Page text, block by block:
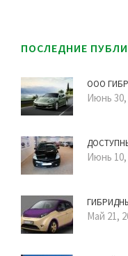
ПОСЛЕДНИЕ
ООО
Июнь 30,
Июнь 10,
Май 21,